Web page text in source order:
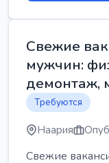
Свежие
мужчин:
демонтаж,
Требуются
Наария
Свежие